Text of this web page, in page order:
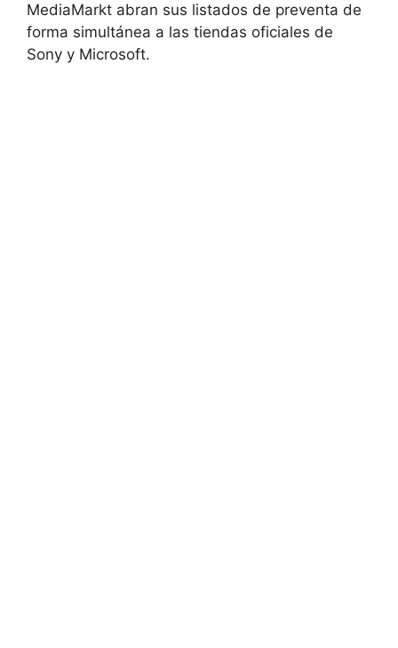
MediaMarkt abran sus listados de preventa de
forma simultánea a las tiendas oficiales de
Sony y Microsoft.